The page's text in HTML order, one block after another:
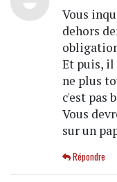
Vous
dehors
Et puis, il
ne plus
c'est pas
Vous
sur un
Répondre